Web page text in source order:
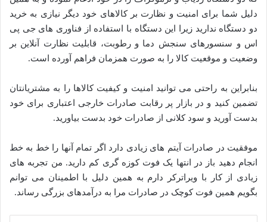
دلیل شما برای امنیت و نظارت بر کالاهای خود دیگر نیازی به خرید
دو دستگاه ندارید زیرا این دستگاه با استفاده از فناوری های جی پی
اس و سنسورهای سنجش دما و رطوبت، قابلیت نظارت آنلاین بر
وضعیت و موقعیت کالا را به صورت همزمان فراهم آورده است.
بنابراین به راحتی می توانید امنیت و کیفیت کالاها را به مشتریانتان
تضمین کنید و در بازار پر رقابت صادرات خارجی اعتباری برای خود
بدست آورید و سود کلانی از صادرات خود بدست بیاورید.
موفقیت در صادرات آیتم های زیادی دارد اگر تمام آنها را خط به خط
انجام دهید باز در انتها یک فوت کوزه گری کم دارید. من تجربه های
زیادی از کار با ویراترکر دارم به همین دلیل با اطمینان می توانم
بگویم همین فوت کوچک در صادرات مرا به درآمدهای بزرگی رساند.